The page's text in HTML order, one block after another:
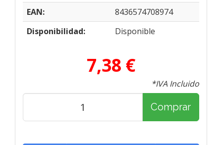
EAN:
8436574708974
Disponibilidad:
Disponible
7,38 €
*IVA Incluido
Comprar